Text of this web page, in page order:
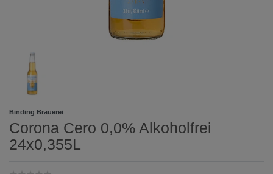
Binding Brauerei
Corona Cero 0,0% Alkoholfrei
24x0,355L